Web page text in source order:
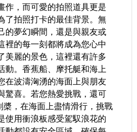
作，而可愛的拍照道具更是
了拍照打卡的最佳背景。無
的夢幻瞬間，還是與親友或
裡的每一刻都將成為您心中
美麗的景色，這裡還有許多
動。香蕉船、摩托艇和海上
在波濤洶湧的海面上與朋友
驚喜。若您熱愛挑戰，還可
槳，在海面上盡情滑行，挑戰
使用衝浪板感受駕馭浪花的